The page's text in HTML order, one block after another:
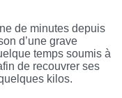
de minutes depuis
d’une grave
temps soumis à
de recouvrer ses
kilos.